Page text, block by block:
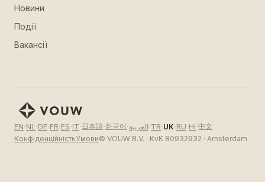
Новини
Події
Вакансії
EN·NL ·DE·FR·ES·IT· 日本語·한국어 ·العربية·TR·UK·RU·HI·中文
КонфіденційністьУмови© VOUW B.V. · KvK 80932932 · Amsterdam